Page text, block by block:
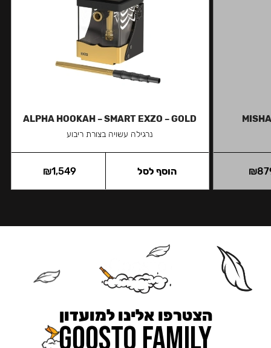
₪
ALPHA HOOKAH – SMART EXZO – GOLD
נרגילה עשויה בצורת ריבוע
₪1,549 הוסף לסל
הצטרפו אלינו למועדון